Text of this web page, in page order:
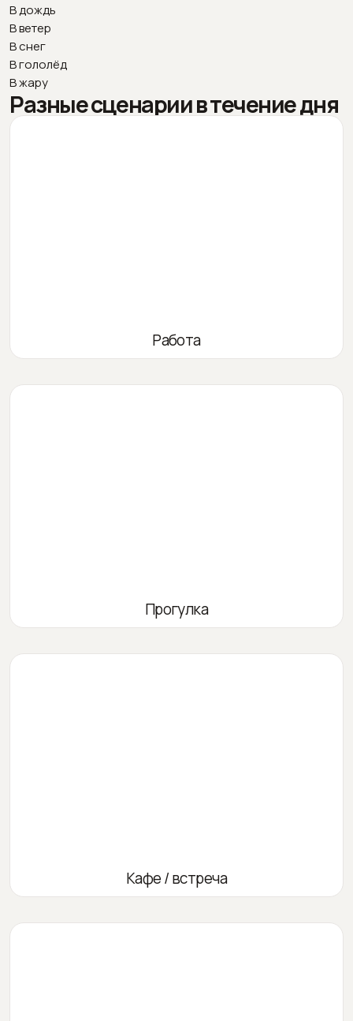
В дождь
В ветер
В снег
В гололёд
В жару
Разные сценарии в течение дня
Работа
Прогулка
Кафе / встреча